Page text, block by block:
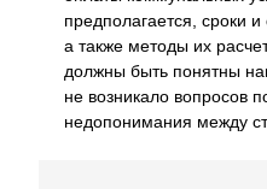
предполагается, сроки
а также методы их
должны быть понятны
не возникало вопросов
недопонимания между